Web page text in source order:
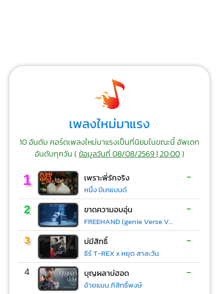
เพลงใหม่มาแรง
10 อันดับ คอร์ดเพลงใหม่มาแรงเป็นที่นิยมในขณะนี้ อัพเดท
อันดับทุกวัน (ข้อมูลวันที่ 08/08/2569 | 20:00)
1 เพราะพี่รักจริง
หนึ่ง บีเคแบนด์
-
2 ขาดความอบอุ่น
FREEHAND (genie Verse Vol.1)
-
3 บ่มีสิทธิ์
ธีร์ T-REX x หยุด สาละวัน
-
4 บุญผลาบ่ฮอด
อ้ายแมน ภิสิทธิ์พงษ์
-